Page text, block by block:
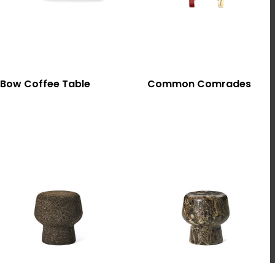
Bow Coffee Table Common Comrades